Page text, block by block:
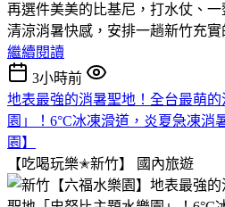
再選件美美的比基尼，打水仗、
清涼消暑快感，安排一趟新竹充實
繼續閱讀
3小時前
地表最強的消暑聖地！全台最萌
園」！6°C冰凍滑道，炎夏急凍消
園】
【吃喝玩樂✭新竹】
國內旅遊